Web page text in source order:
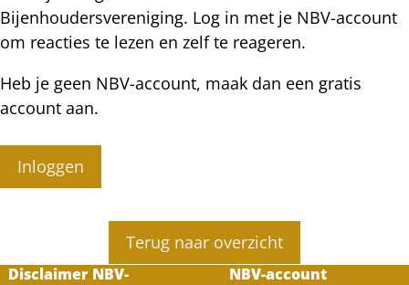
Bijenhoudersvereniging. Log in met je NBV-account
om reacties te lezen en zelf te reageren.
Heb je geen NBV-account, maak dan een gratis
account aan.
Inloggen
Terug naar overzicht
Disclaimer NBV-
NBV-account